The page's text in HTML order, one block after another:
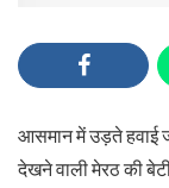
आसमान में उड़ते हवाई
देखने वाली मेरठ की